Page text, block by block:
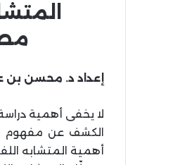
إعداد د. محسن بن
لا يخفى أهمية
الكشف عن مفهوم
أهمية المتشابه